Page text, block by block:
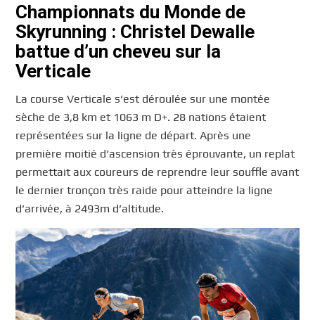
Championnats du Monde de
Skyrunning : Christel Dewalle
battue d’un cheveu sur la
Verticale
La course Verticale s’est déroulée sur une montée
sèche de 3,8 km et 1063 m D+. 28 nations étaient
représentées sur la ligne de départ. Après une
première moitié d’ascension très éprouvante, un replat
permettait aux coureurs de reprendre leur souffle avant
le dernier tronçon très raide pour atteindre la ligne
d’arrivée, à 2493m d’altitude.